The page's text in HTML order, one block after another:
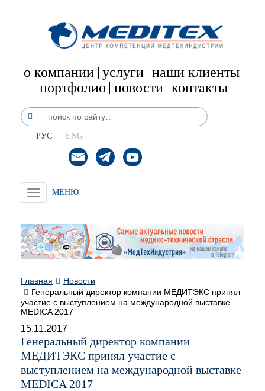
о компании услуги наши клиенты
портфолио новости контакты
РУС ENG
Toggle
navigation
Главная
Новости
Генеральный директор компании МЕДИТЭКС принял
участие с выступлением на международной выставке
MEDICA 2017
15.11.2017
Генеральный директор компании
МЕДИТЭКС принял участие с
выступлением на международной выставке
MEDICA 2017